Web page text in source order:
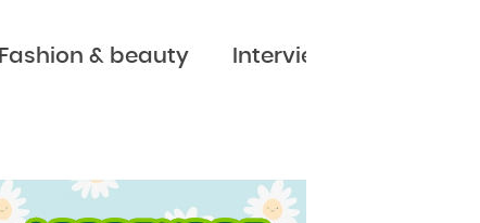
Fashion & beauty Interviews